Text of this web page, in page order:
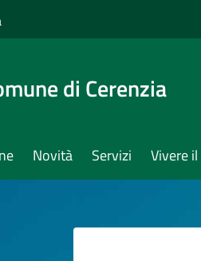
di Cerenzia
Novità Servizi Vivere